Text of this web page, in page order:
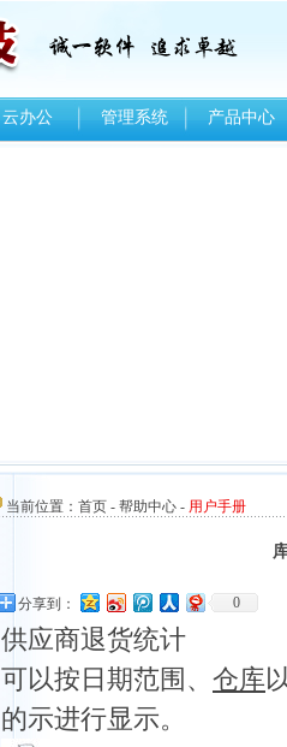
云办公 管理系统 产品中心
当前位置： 首页 - 帮助中心 - 用户手册
分享到： 0
供应商退货统计
可以按日期范围、 仓库
的示进行显示。